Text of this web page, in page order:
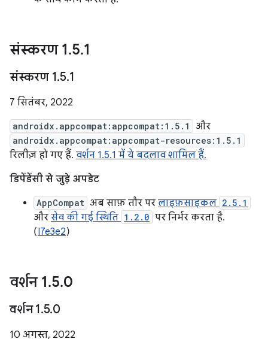
संस्‍करण 1.5.1
संस्‍करण 1.5.1
7 सितंबर, 2022
androidx.appcompat:appcompat:1.5.1 और
androidx.appcompat:appcompat-resources:1.5.1
रिलीज़ हो गए हैं. वर्शन 1.5.1 में ये बदलाव शामिल हैं.
डिपेंडेंसी से जुड़े अपडेट
AppCompat अब साफ़ तौर पर लाइफ़साइकल 2.5.1
और सेव की गई स्थिति 1.2.0 पर निर्भर करता है.
(I7e3e2)
वर्शन 1.5.0
वर्शन 1.5.0
10 अगस्त, 2022